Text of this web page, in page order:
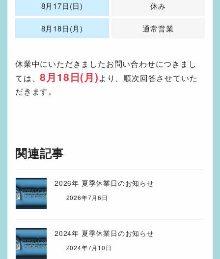
8月17日(日) 休み
8月18日(月) 通常営業
休業中にいただきましたお問い合わせにつきまし
ては、8月18日(月)より、順次回答させていた
だきます。
関連記事
2026年 夏季休業日のお知らせ
2026年7月6日
2024年 夏季休業日のお知らせ
2024年7月10日